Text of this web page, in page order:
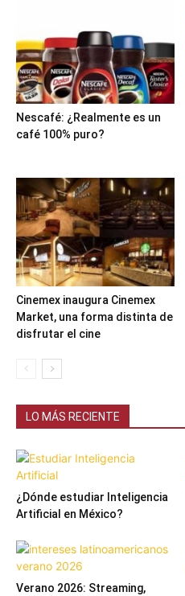
Nescafé: ¿Realmente es un
café 100% puro?
Cinemex inaugura Cinemex
Market, una forma distinta de
disfrutar el cine
LO MÁS RECIENTE
¿Dónde estudiar Inteligencia
Artificial en México?
Verano 2026: Streaming,